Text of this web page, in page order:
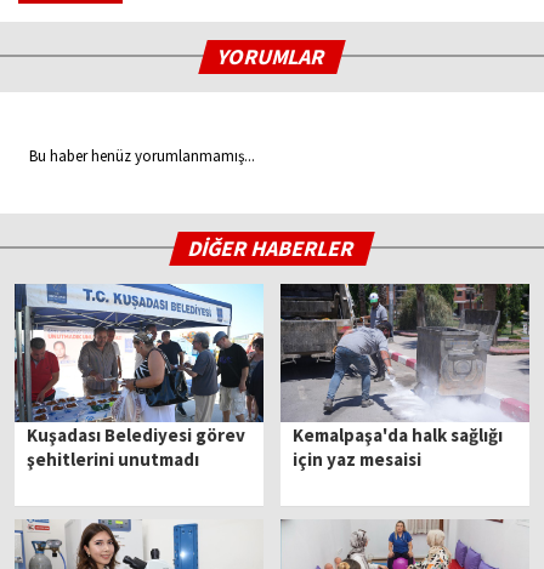
YORUMLAR
Bu haber henüz yorumlanmamış...
DİĞER HABERLER
Kuşadası Belediyesi görev
şehitlerini unutmadı
Kemalpaşa'da halk sağlığı
için yaz mesaisi